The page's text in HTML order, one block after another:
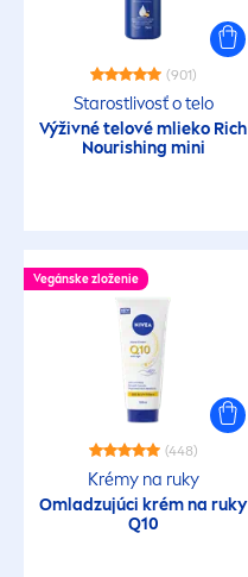
(901)
Starostlivosť o telo
Výživné telové mlieko Rich
Nourishing mini
Vegánske zloženie
(448)
Krémy na ruky
Omladzujúci krém na ruky
Q10